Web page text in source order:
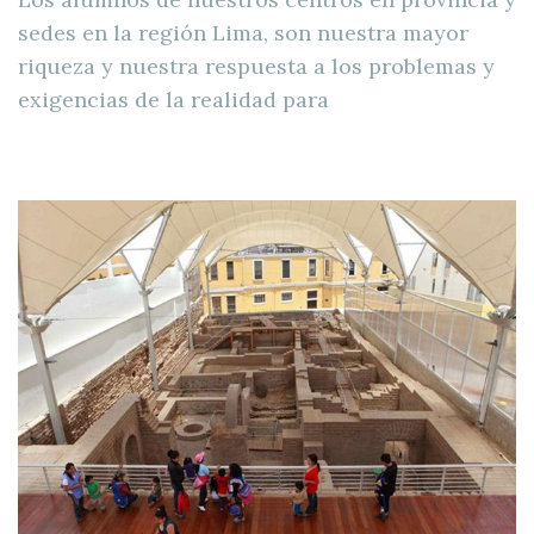
sedes en la región Lima, son nuestra mayor
riqueza y nuestra respuesta a los problemas y
exigencias de la realidad para